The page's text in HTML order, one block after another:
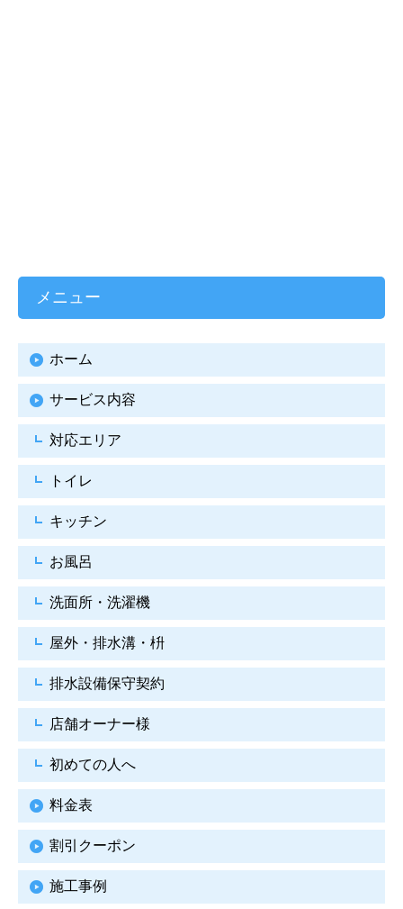
メニュー
ホーム
サービス内容
対応エリア
トイレ
キッチン
お風呂
洗面所・洗濯機
屋外・排水溝・枡
排水設備保守契約
店舗オーナー様
初めての人へ
料金表
割引クーポン
施工事例